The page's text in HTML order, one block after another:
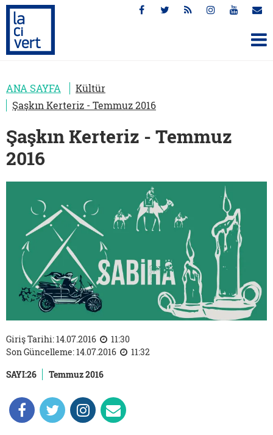
ANA SAYFA
Kültür
Şaşkın Kerteriz - Temmuz 2016
Şaşkın Kerteriz - Temmuz
2016
Giriş Tarihi: 14.07.2016
11:30
Son Güncelleme: 14.07.2016
11:32
SAYI:26
Temmuz 2016